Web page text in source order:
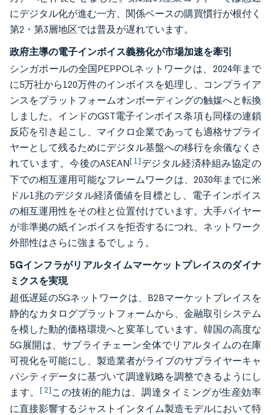
にデジタル化が進む一方、関係ベースの購買慣行が根付く
第2・第3層地区では普及が遅れています。
政府主導の電子インボイス義務化が市場加速を牽引
シンガポールの全国PEPPOLネットワークは、2024年まで
に5万社から120万件のインボイスを処理し、コンプライア
ンスをプラットフォームオンボーディングの触媒へと転換
しました。インドのGST電子インボイス条項も同様の連鎖
反応を引き起こし、マイクロ企業であっても適格サプライ
ヤーとして残るためにデジタル基盤への移行を余儀なくさ
れています。今後のASEAN[ 1]デジタル経済枠組み協定の
下での相互運用可能なフレームワークは、2030年までに米
ドル1兆のデジタル経済価値を目標とし、電子インボイス
の相互運用性をその柱と位置付けています。大手バイヤー
が非準拠の紙インボイスを拒否するにつれ、ネットワーク
外部性はさらに強まるでしょう。
5Gインフラがリアルタイムマーケットプレイスのダイナ
ミクスを実現
超低遅延の5Gネットワークは、B2Bマーケットプレイスを
静的なカタログプラットフォームから、金融取引システム
を模した動的価格環境へと変革しています。韓国の高度な
5G展開は、サプライチェーン全体でリアルタイムの在庫
可視化を可能にし、製造業者がライブのサプライヤーキャ
パシティデータに基づいて調達戦略を調整できるようにし
ます。 [ 2]この技術的能力は、調達タイミングが生産効率
に直接影響するジャストインタイム製造モデルにおいて特